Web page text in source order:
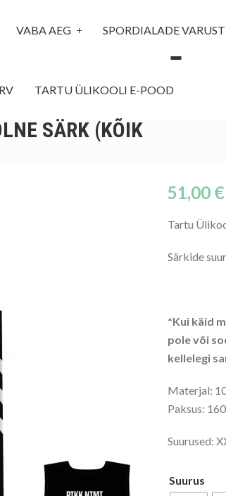
VABA AEG SPORDIALADE
TARTU ÜLIKOOLI E-POOD
SÄRK (KÕIK
51,00 €
Tartu
Särkide
*Kui käid
pole või
kellelegi
Materjal:
Paksus:
Suurused:
Suurus